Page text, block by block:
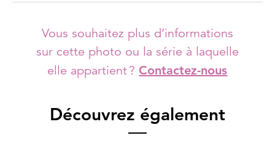
Vous souhaitez plus d’informations
sur cette photo ou la série à laquelle
elle appartient ? Contactez-nous
Découvrez également